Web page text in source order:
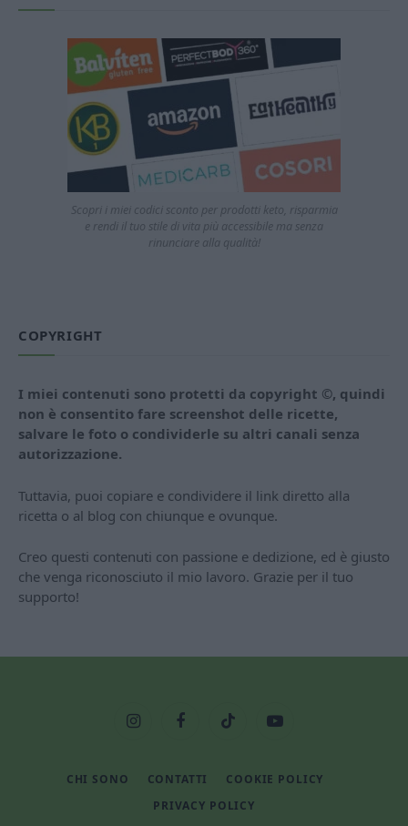
Scopri i miei codici sconto per prodotti keto, risparmia
e rendi il tuo stile di vita più accessibile ma senza
rinunciare alla qualità!
COPYRIGHT
I miei contenuti sono protetti da copyright ©, quindi
non è consentito fare screenshot delle ricette,
salvare le foto o condividerle su altri canali senza
autorizzazione.
Tuttavia, puoi copiare e condividere il link diretto alla
ricetta o al blog con chiunque e ovunque.
Creo questi contenuti con passione e dedizione, ed è giusto
che venga riconosciuto il mio lavoro. Grazie per il tuo
supporto!
InstagramFacebookTikTok YouTube
CHI SONO CONTATTI
COOKIE POLICY
PRIVACY POLICY